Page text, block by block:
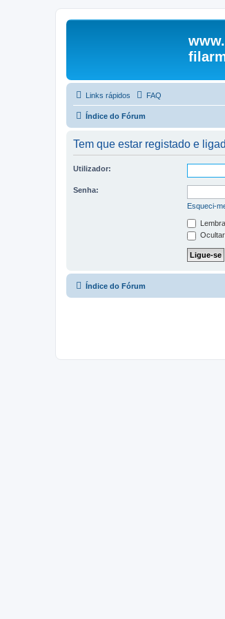
Links rápidos FAQ
Índice do Fórum
Tem que estar registado e
Utilizador:
Senha:
Esqueci-
Índice do Fórum